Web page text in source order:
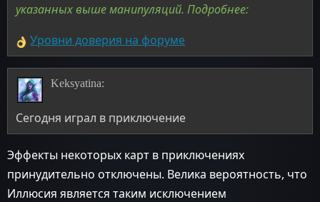
указанных выше манипуляций. Подробнее:
Уровни доверия на форуме
Keksyatina:
Сегодня играл в приключение
Эффекты некоторых карт в приключениях
принудительно отключены. Велика вероятность, что
Иллюсия является таким исключением